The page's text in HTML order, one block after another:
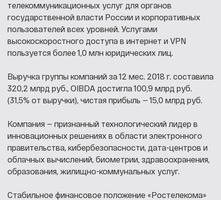
телекоммуникационных услуг для органов
государственной власти России и корпоративных
пользователей всех уровней. Услугами
высокоскоростного доступа в интернет и VPN
пользуется более 1,0 млн юридических лиц.
Выручка группы компаний за 12 мес. 2018 г. составила
320,2 млрд руб., OIBDA достигла 100,9 млрд руб.
(31,5% от выручки), чистая прибыль — 15,0 млрд руб.
Компания — признанный технологический лидер в
инновационных решениях в области электронного
правительства, кибербезопасности, дата-центров и
облачных вычислений, биометрии, здравоохранения,
образования, жилищно-коммунальных услуг.
Стабильное финансовое положение «Ростелекома»